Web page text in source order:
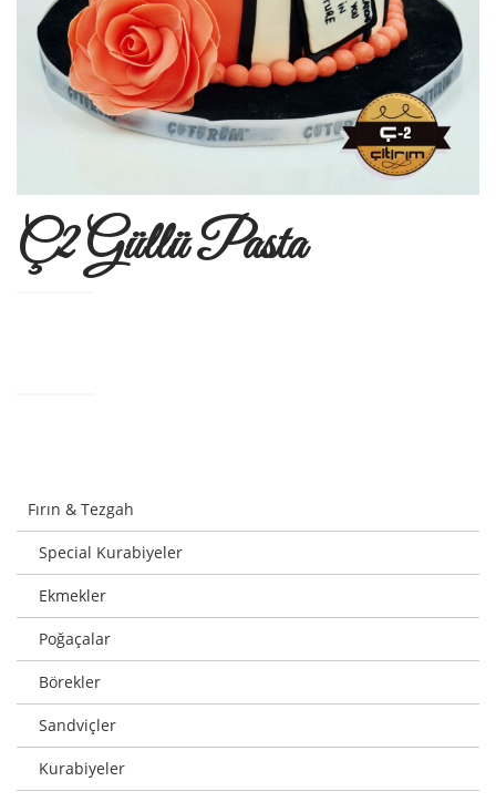
Ç2 Güllü Pasta
Fırın & Tezgah
Special Kurabiyeler
Ekmekler
Poğaçalar
Börekler
Sandviçler
Kurabiyeler